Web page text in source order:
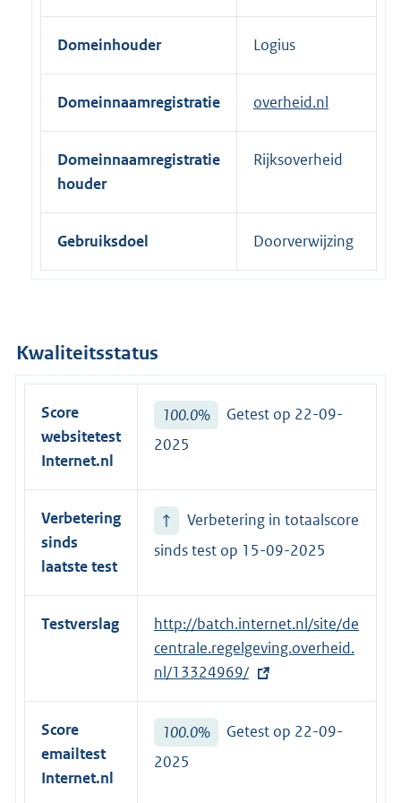
Domeinhouder Logius
Domeinnaamregistratie overheid.nl
Domeinnaamregistratie
houder
Rijksoverheid
Gebruiksdoel Doorverwijzing
Kwaliteitsstatus
Score
websitetest
Internet.nl
100.0%
Getest op 22-09-
2025
Verbetering
sinds
laatste test
↑
Verbetering in totaalscore
sinds test op 15-09-2025
Testverslag
E
x
t
e
r
n
e
http://batch.internet.nl/site/de
centrale.regelgeving.overheid.
nl/13324969/
Score
emailtest
Internet.nl
100.0%
Getest op 22-09-
2025